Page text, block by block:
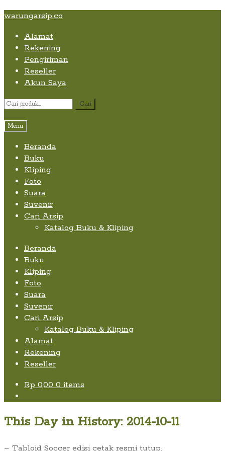
Skip
content
Skip
navigation
Skip
content
warungarsip.co
Alamat
Rekening
Pengiriman
Reseller
Akun Saya
Pencarian
Cari
Menu
Beranda
Buku
Kliping
Foto
Suara
Suvenir
Cari Arsip
Katalog Buku & Kliping
Beranda
Buku
Kliping
Foto
Suara
Suvenir
Cari Arsip
Katalog Buku & Kliping
Alamat
Rekening
Reseller
Rp 0,00 0 items
This Day in History: 2014-10-11
– Tabloid Soccer edisi cetak resmi tutup.